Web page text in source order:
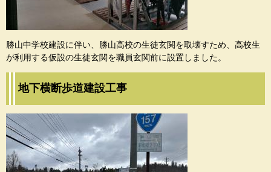
勝山中学校建設に伴い、勝山高校の生徒玄関を取壊すため、高校生
が利用する仮設の生徒玄関を職員玄関前に設置しました。
地下横断歩道建設工事